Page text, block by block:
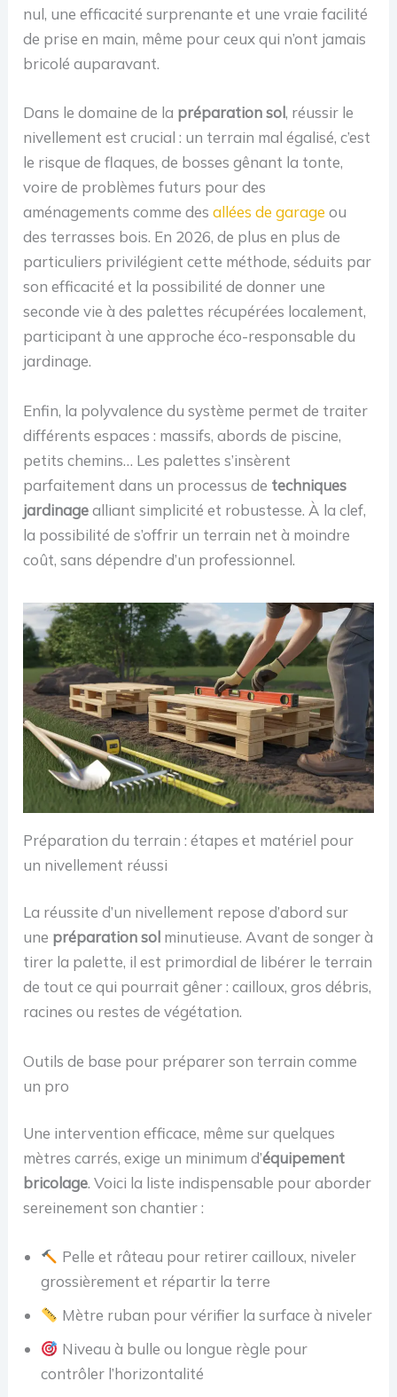
nul, une efficacité surprenante et une vraie facilité
de prise en main, même pour ceux qui n’ont jamais
bricolé auparavant.
Dans le domaine de la préparation sol, réussir le
nivellement est crucial : un terrain mal égalisé, c’est
le risque de flaques, de bosses gênant la tonte,
voire de problèmes futurs pour des
aménagements comme desallées de garage ou
des terrasses bois. En 2026, de plus en plus de
particuliers privilégient cette méthode, séduits par
son efficacité et la possibilité de donner une
seconde vie à des palettes récupérées localement,
participant à une approche éco-responsable du
jardinage.
Enfin, la polyvalence du système permet de traiter
différents espaces : massifs, abords de piscine,
petits chemins… Les palettes s’insèrent
parfaitement dans un processus de techniques
jardinagealliant simplicité et robustesse. À la clef,
la possibilité de s’offrir un terrain net à moindre
coût, sans dépendre d’un professionnel.
Préparation du terrain : étapes et matériel pour
un nivellement réussi
La réussite d’un nivellement repose d’abord sur
une préparation sol minutieuse. Avant de songer à
tirer la palette, il est primordial de libérer le terrain
de tout ce qui pourrait gêner : cailloux, gros débris,
racines ou restes de végétation.
Outils de base pour préparer son terrain comme
un pro
Une intervention efficace, même sur quelques
mètres carrés, exige un minimum d’équipement
bricolage. Voici la liste indispensable pour aborder
sereinement son chantier :
Pelle et râteau pour retirer cailloux, niveler
grossièrement et répartir la terre
Mètre ruban pour vérifier la surface à niveler
Niveau à bulle ou longue règle pour
contrôler l’horizontalité